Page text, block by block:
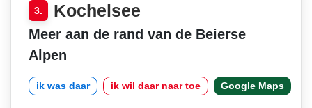
3. Kochelsee
Meer aan de rand van de Beierse
Alpen
ik was daar ik wil daar naar toe Google Maps